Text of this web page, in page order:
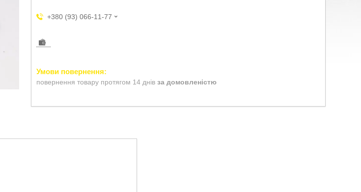
+380 (93) 066-11-77
повернення товару протягом 14 днів за домовленістю